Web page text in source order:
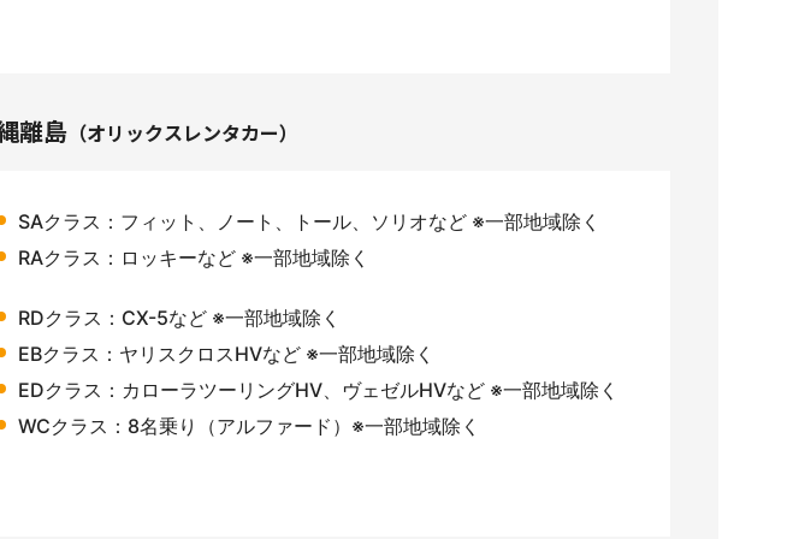
離島 （オリックスレンタカー）
SAクラス：フィット、ノート、トール、ソリオなど ※一部地域除く
RAクラス：ロッキーなど ※一部地域除く
RDクラス：CX-5など ※一部地域除く
EBクラス：ヤリスクロスHVなど ※一部地域除く
EDクラス：カローラツーリングHV、ヴェゼルHVなど ※一部地域除く
WCクラス：8名乗り（アルファード）※一部地域除く